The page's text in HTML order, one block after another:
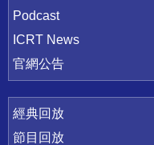
Podcast
ICRT News
官網公告
經典回放
節目回放